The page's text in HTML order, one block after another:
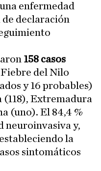
enfermedad
declaración
158 casos
Fiebre del Nilo
y 16 probables)
Extremadura
(uno). El 84,4 %
neuroinvasiva y,
la
sintomáticos